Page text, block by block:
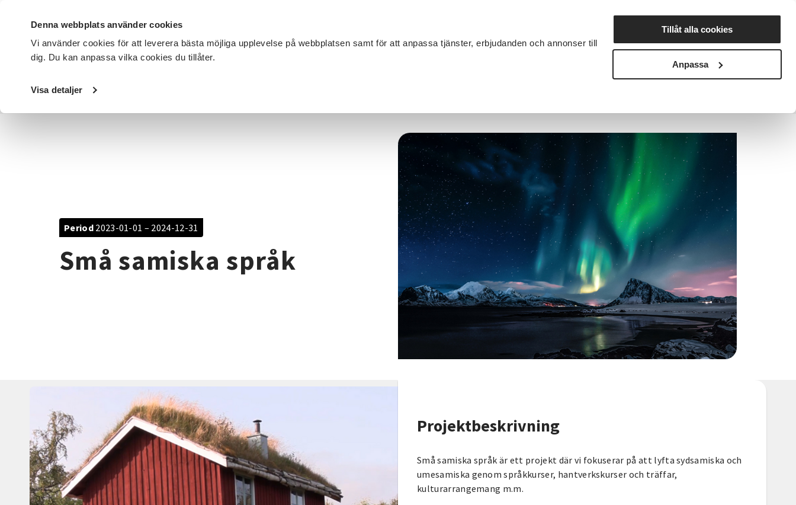
Denna webbplats använder cookies
Vi använder cookies för att leverera bästa möjliga upplevelse på webbplatsen samt för att anpassa tjänster, erbjudanden och annonser till
dig. Du kan anpassa vilka cookies du tillåter.
Visa detaljer
Tillåt alla cookies
Anpassa
DET HÄR GÖR VI FÖR DIG SOM SÖK KURSER OCH EVENEMANG Nyheter Avdelningar
Startsida / Avdelningar
Period 2023-01-01 – 2024-12-31
Små samiska språk
Projektbeskrivning
Små samiska språk är ett projekt där vi fokuserar på att lyfta sydsamiska och
umesamiska genom språkkurser, hantverkskurser och träffar,
kulturarrangemang m.m.